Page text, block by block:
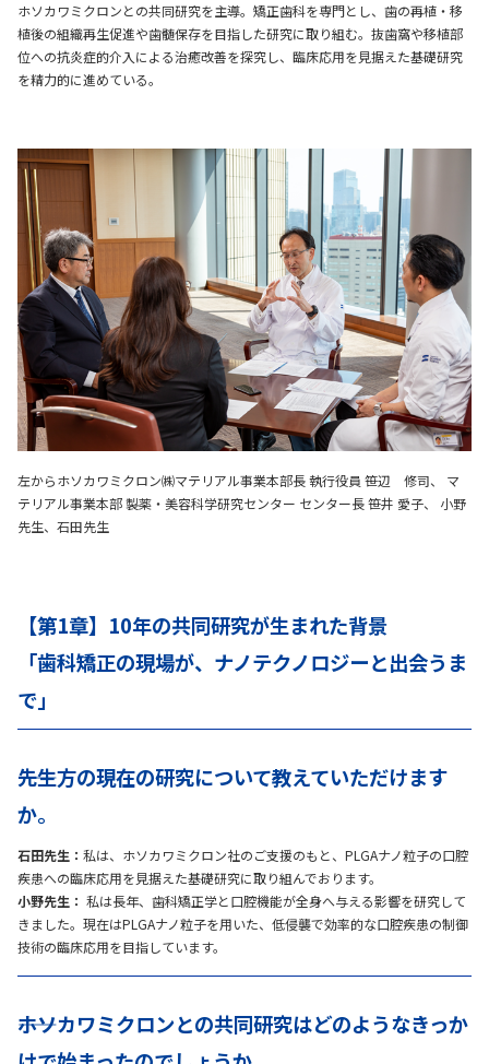
ホソカワミクロンとの共同研究を主導。矯正歯科を専門とし、歯の再植・移
植後の組織再生促進や歯髄保存を目指した研究に取り組む。抜歯窩や移植部
位への抗炎症的介入による治癒改善を探究し、臨床応用を見据えた基礎研究
を精力的に進めている。
左からホソカワミクロン㈱マテリアル事業本部長 執行役員 笹辺 修司、 マ
テリアル事業本部 製薬・美容科学研究センター センター長 笹井 愛子、 小野
先生、石田先生
【第1章】10年の共同研究が生まれた背景
「歯科矯正の現場が、ナノテクノロジーと出会うま
で」
――先生方の現在の研究について教えていただけます
か。
石田先生： 私は、ホソカワミクロン社のご支援のもと、PLGAナノ粒子の口腔
疾患への臨床応用を見据えた基礎研究に取り組んでおります。
小野先生： 私は長年、歯科矯正学と口腔機能が全身へ与える影響を研究して
きました。現在はPLGAナノ粒子を用いた、低侵襲で効率的な口腔疾患の制御
技術の臨床応用を目指しています。
――ホソカワミクロンとの共同研究はどのようなきっか